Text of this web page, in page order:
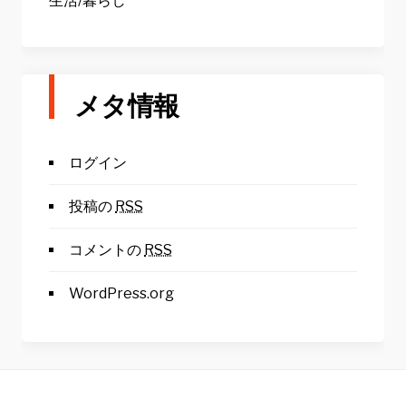
メタ情報
ログイン
投稿の RSS
コメントの RSS
WordPress.org